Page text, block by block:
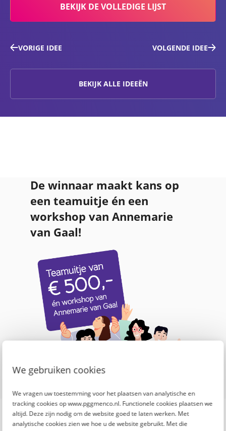
We gebruiken cookies
We vragen uw toestemming voor het plaatsen van analytische en
tracking cookies op www.pggmenco.nl. Functionele cookies plaatsen we
altijd. Deze zijn nodig om de website goed te laten werken. Met
analytische cookies zien we hoe u de website gebruikt. Met die
BEKIJK DE VOLLEDIGE LIJST
VORIGE IDEE VOLGENDE IDEE
BEKIJK ALLE IDEEËN
De winnaar maakt kans op
een teamuitje én een
workshop van Annemarie
van Gaal!